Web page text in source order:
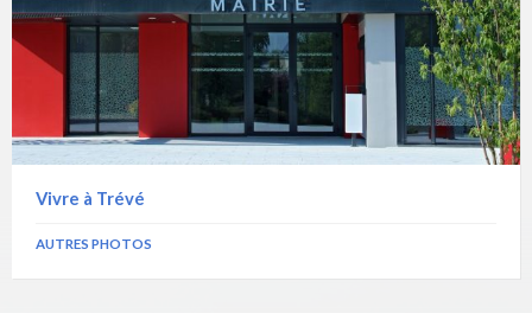
Vivre à Trévé
AUTRES PHOTOS